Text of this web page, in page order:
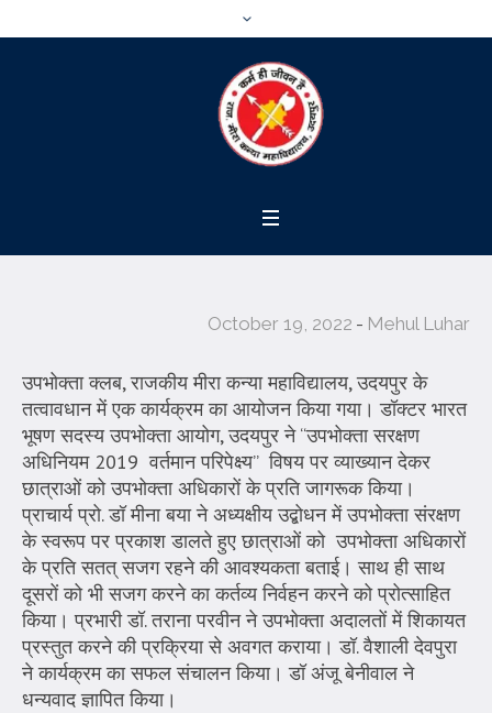
October 19, 2022 Mehul Luhar
उपभोक्ता क्लब, राजकीय मीरा कन्या महाविद्यालय, उदयपुर के
तत्वावधान में एक कार्यक्रम का आयोजन किया गया। डॉक्टर भारत
भूषण सदस्य उपभोक्ता आयोग, उदयपुर ने “उपभोक्ता सरक्षण
अधिनियम 2019 वर्तमान परिपेक्ष्य” विषय पर व्याख्यान देकर
छात्राओं को उपभोक्ता अधिकारों के प्रति जागरूक किया।
प्राचार्य प्रो. डॉ मीना बया ने अध्यक्षीय उद्बोधन में उपभोक्ता संरक्षण
के स्वरूप पर प्रकाश डालते हुए छात्राओं को उपभोक्ता अधिकारों
के प्रति सतत् सजग रहने की आवश्यकता बताई। साथ ही साथ
दूसरों को भी सजग करने का कर्तव्य निर्वहन करने को प्रोत्साहित
किया। प्रभारी डॉ. तराना परवीन ने उपभोक्ता अदालतों में शिकायत
प्रस्तुत करने की प्रक्रिया से अवगत कराया। डॉ. वैशाली देवपुरा
ने कार्यक्रम का सफल संचालन किया। डॉ अंजू बेनीवाल ने
धन्यवाद ज्ञापित किया।